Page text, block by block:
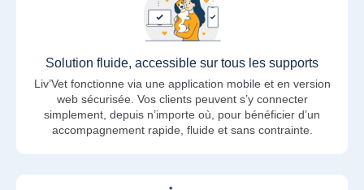
Solution fluide, accessible sur tous les supports
Liv’Vet fonctionne via une application mobile et en version
web sécurisée. Vos clients peuvent s’y connecter
simplement, depuis n’importe où, pour bénéficier d’un
accompagnement rapide, fluide et sans contrainte.